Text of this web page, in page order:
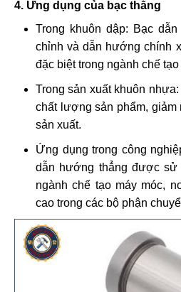
4. Ứng dụng của bạc thẳng
Trong khuôn dập: Bạc
chỉnh và dẫn hướng chính
đặc biệt trong ngành chế
Trong sản xuất khuôn
chất lượng sản phẩm, giảm
sản xuất.
Ứng dụng trong công
dẫn hướng thẳng được sử
ngành chế tạo máy móc,
cao trong các bộ phận